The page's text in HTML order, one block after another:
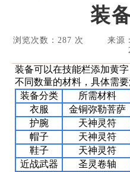
装
浏览次数：287 次 来源
装备可以在技能栏添加黄
不同数量的材料， 具体需
装备分类
所需材料
衣服
金铜弥勒菩萨
护腕
天神灵符
帽子
天神灵符
鞋子
天神灵符
近战武器
圣灵卷轴